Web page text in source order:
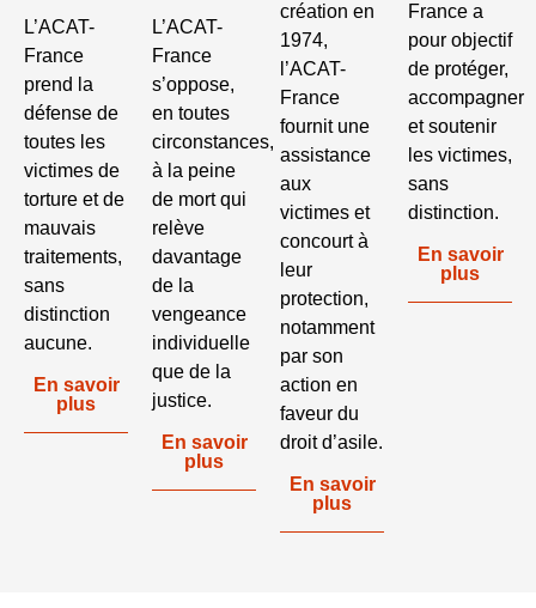
L’ACAT-
France
prend la
défense de
toutes les
victimes de
torture et de
mauvais
traitements,
sans
distinction
aucune.
En savoir
plus
L’ACAT-
France
s’oppose,
en toutes
circonstances,
à la peine
de mort qui
relève
davantage
de la
vengeance
individuelle
que de la
justice.
En savoir
plus
création en
1974,
l’ACAT-
France
fournit une
assistance
aux
victimes et
concourt à
leur
protection,
notamment
par son
action en
faveur du
droit d’asile.
En savoir
plus
France a
pour objectif
de protéger,
accompagner
et soutenir
les victimes,
sans
distinction.
En savoir
plus